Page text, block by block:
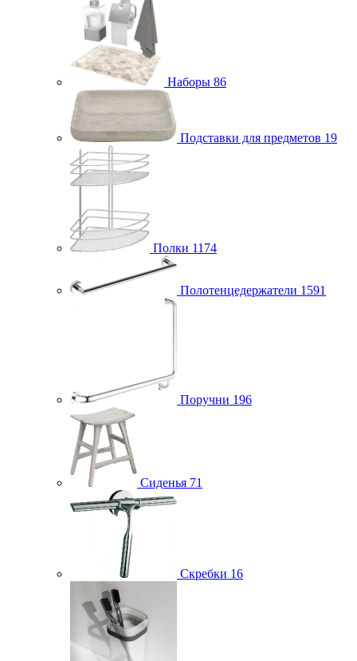
Наборы 86
Подставки для предметов 19
Полки 1174
Полотенцедержатели 1591
Поручни 196
Сиденья 71
Скребки 16